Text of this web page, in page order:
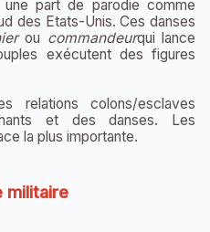
part de parodie comme
des Etats-Unis. Ces danses
ou commandeurqui lance
exécutent des figures
relations colons/esclaves
et des danses. Les
la plus importante.
militaire